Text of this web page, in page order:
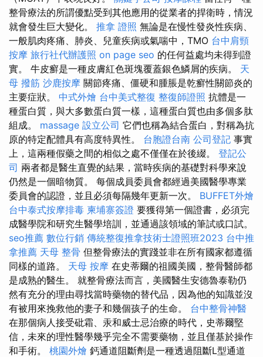
整骨療法的所謂優點受到其他應用的從業者的捍衛時，情況
就會發生巨大變化。 推拿 證照 無論是在慢性發炎性疾病、
一般肌肉疼痛、肺炎、兒童疾病或氣喘中，TMO 台中肩頸
按摩 旅行社代辦護照 on page seo 的任何益處均未得到證
實。 牛皮癬是一種皮膚紅色斑塊覆蓋銀色鱗屑的疾病。 天
母 撥筋 沙鹿按摩 關節疼痛、僵硬和腫脹是乾癬性關節炎的
主要症狀。 中式外燴 台中美式整復 整復師證照 抗體是一
種蛋白質，與大多數蛋白質一樣，這種蛋白質也由多個多肽
組成。 massage 設立公司 它們也稱為結合蛋白，對稱為抗
原的特定配體具有高度特異性。 台胞證台南 公司登記 事實
上，這兩種假藥之間的相似之處不僅僅在於後綴。 登記公
司 兩者都是醫生直覺的結果，當時疾病的基礎對科學來說
仍然是一個暗物質。 每個成員委員會都經過美國醫學專業
委員會的認證，並且必須每隔幾年更新一次。 BUFFET外燴
台中泰式按摩排毒 柬埔寨簽證 要獲得第一個證書，必須完
成醫學院和研究生醫學培訓，並通過該領域的筆試或口試。
seo推薦 數位行銷 傳統整復推拿技術士證照班2023 台中推
拿推薦 天母 整骨 但整骨療法的實踐並非在所有國家都遵循
同樣的道路。 天母 按摩 在史蒂爾的祖國美國，整骨醫師都
是成熟的醫生。 就整骨療法而言，美國醫生安德魯泰勒仍
然有充分的理由尋找當時藥物的替代品，因為他的知識並沒
有被用來挽救他的妻子和幾個孩子的生命。 台中整骨神醫
在那個病人接受砒霜、汞和威士忌治療的時代，史蒂爾堅
信，未來的理性醫學幾乎完全不需要藥物，並且僅基於操作
和手術。 桃園外燴 鈣通道阻斷劑是一種透過阻斷L型通道